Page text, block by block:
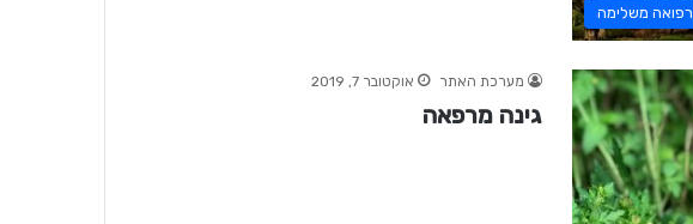
רפואה משלימה
מערכת האתר אוקטובר 7, 2019
גינה מרפאה